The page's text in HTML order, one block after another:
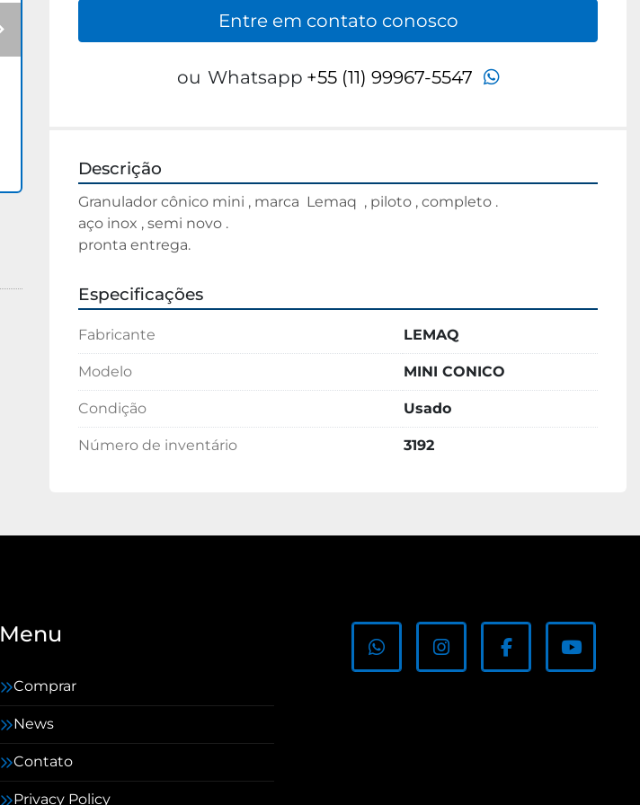
Entre em contato conosco
ou Whatsapp +55 (11) 99967-5547 whatsapp
Descrição
Granulador cônico mini , marca  Lemaq  , piloto , completo .
aço inox , semi novo .
pronta entrega.
Especificações
Fabricante LEMAQ
Modelo MINI CONICO
Condição Usado
Número de inventário 3192
Menu
Comprar
News
Contato
Privacy Policy
whatsappinstagramfacebook